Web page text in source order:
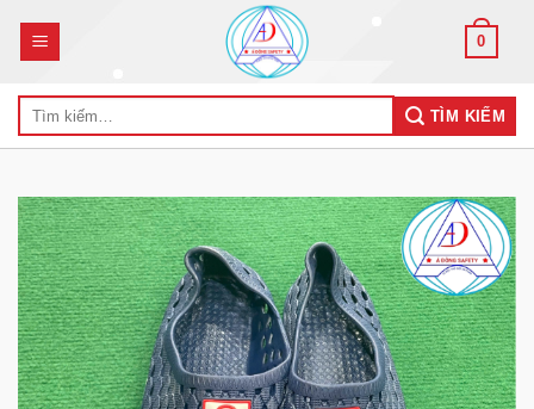
0
TÌM KIẾM